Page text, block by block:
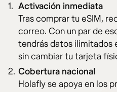
Activación inmediata
Tras comprar tu eSIM,
correo. Con un par de
tendrás datos ilimitados
sin cambiar tu tarjeta
Cobertura nacional
Holafly se apoya en los